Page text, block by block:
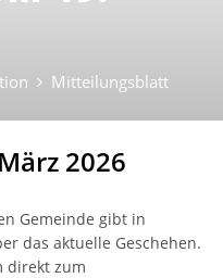
Mitteilungsblatt
2026
Gemeinde gibt in
das aktuelle Geschehen.
direkt zum